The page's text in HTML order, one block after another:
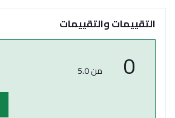
التقييمات والتقييمات
0 من 5.0